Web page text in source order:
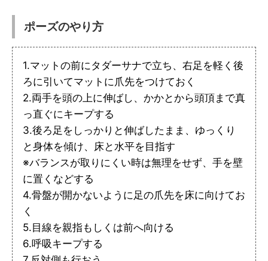
ポーズのやり方
1.マットの前にタダーサナで立ち、右足を軽く後
ろに引いてマットに爪先をつけておく
2.両手を頭の上に伸ばし、かかとから頭頂まで真
っ直ぐにキープする
3.後ろ足をしっかりと伸ばしたまま、ゆっくり
と身体を傾け、床と水平を目指す
※バランスが取りにくい時は無理をせず、手を壁
に置くなどする
4.骨盤が開かないように足の爪先を床に向けてお
く
5.目線を親指もしくは前へ向ける
6.呼吸キープする